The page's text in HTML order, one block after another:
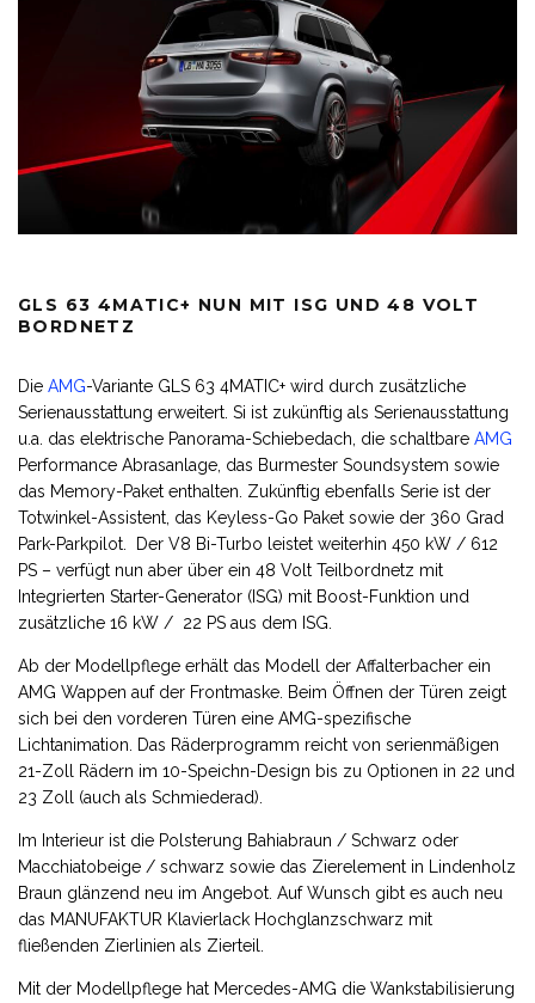
GLS 63 4MATIC+ NUN MIT ISG UND 48 VOLT
BORDNETZ
Die AMG-Variante GLS 63 4MATIC+ wird durch zusätzliche
Serienausstattung erweitert. Si ist zukünftig als Serienausstattung
u.a. das elektrische Panorama-Schiebedach, die schaltbare AMG
Performance Abrasanlage, das Burmester Soundsystem sowie
das Memory-Paket enthalten. Zukünftig ebenfalls Serie ist der
Totwinkel-Assistent, das Keyless-Go Paket sowie der 360 Grad
Park-Parkpilot. Der V8 Bi-Turbo leistet weiterhin 450 kW / 612
PS – verfügt nun aber über ein 48 Volt Teilbordnetz mit
Integrierten Starter-Generator (ISG) mit Boost-Funktion und
zusätzliche 16 kW / 22 PS aus dem ISG.
Ab der Modellpflege erhält das Modell der Affalterbacher ein
AMG Wappen auf der Frontmaske. Beim Öffnen der Türen zeigt
sich bei den vorderen Türen eine AMG-spezifische
Lichtanimation. Das Räderprogramm reicht von serienmäßigen
21-Zoll Rädern im 10-Speichn-Design bis zu Optionen in 22 und
23 Zoll (auch als Schmiederad).
Im Interieur ist die Polsterung Bahiabraun / Schwarz oder
Macchiatobeige / schwarz sowie das Zierelement in Lindenholz
Braun glänzend neu im Angebot. Auf Wunsch gibt es auch neu
das MANUFAKTUR Klavierlack Hochglanzschwarz mit
fließenden Zierlinien als Zierteil.
Mit der Modellpflege hat Mercedes-AMG die Wankstabilisierung